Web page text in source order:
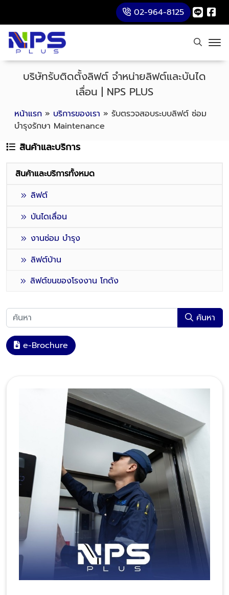
02-964-8125
หน้าแรก » บริการของเรา » รับตรวจสอบระบบลิฟต์ ซ่อม
บำรุงรักษา Maintenance
บริษัทรับติดตั้งลิฟต์ จำหน่ายลิฟต์และบันได
เลื่อน | NPS PLUS
สินค้าและบริการ
สินค้าและบริการทั้งหมด
ลิฟต์
บันไดเลื่อน
งานซ่อม บำรุง
ลิฟต์บ้าน
ลิฟต์ขนของโรงงาน โกดัง
ค้นหา
e-Brochure